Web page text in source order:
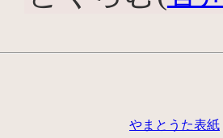
やまとうた表紙